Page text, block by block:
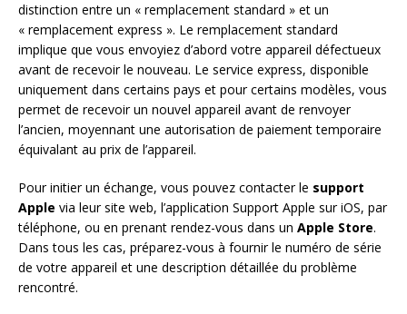
distinction entre un « remplacement standard » et un
« remplacement express ». Le remplacement standard
implique que vous envoyiez d’abord votre appareil défectueux
avant de recevoir le nouveau. Le service express, disponible
uniquement dans certains pays et pour certains modèles, vous
permet de recevoir un nouvel appareil avant de renvoyer
l’ancien, moyennant une autorisation de paiement temporaire
équivalant au prix de l’appareil.
Pour initier un échange, vous pouvez contacter le support
Apple via leur site web, l’application Support Apple sur iOS, par
téléphone, ou en prenant rendez-vous dans un Apple Store.
Dans tous les cas, préparez-vous à fournir le numéro de série
de votre appareil et une description détaillée du problème
rencontré.